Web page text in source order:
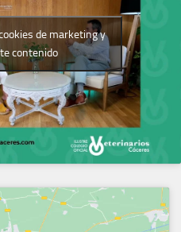
de marketing y
contenido